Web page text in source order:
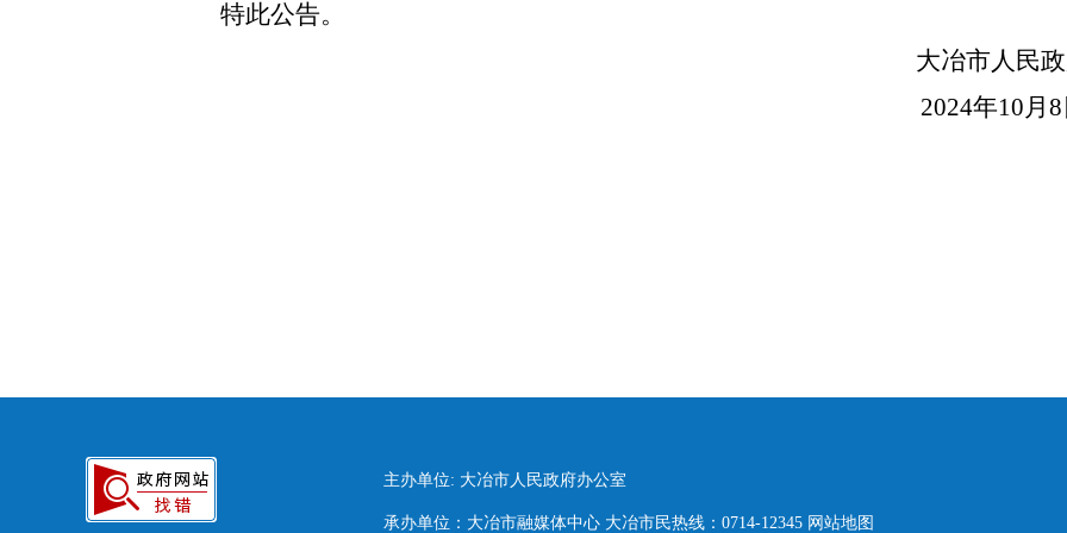
特此公告。
大冶市人民
2024年10月8
主办单位: 大冶市人民政府办公室
承办单位：大冶市融媒体中心 大冶市民热线：0714-12345 网站地图